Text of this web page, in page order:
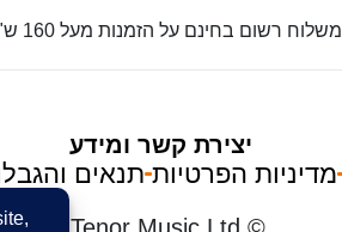
משלוח רשום בחינם על הזמנות מעל 160 ש"ח.
יצירת קשר ומידע
מדיניות הפרטיות תנאים